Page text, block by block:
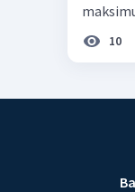
10